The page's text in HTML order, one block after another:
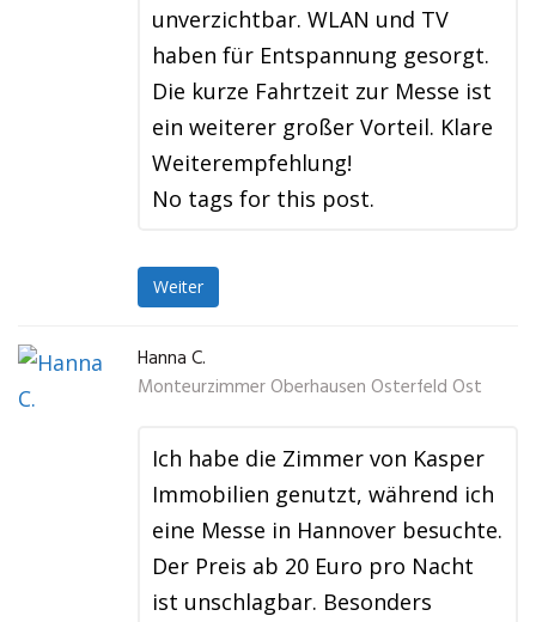
unverzichtbar. WLAN und TV
haben für Entspannung gesorgt.
Die kurze Fahrtzeit zur Messe ist
ein weiterer großer Vorteil. Klare
Weiterempfehlung!
No tags for this post.
Weiter
Hanna C.
Monteurzimmer Oberhausen Osterfeld Ost
Ich habe die Zimmer von Kasper
Immobilien genutzt, während ich
eine Messe in Hannover besuchte.
Der Preis ab 20 Euro pro Nacht
ist unschlagbar. Besonders